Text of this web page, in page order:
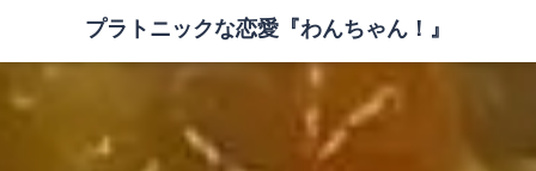
プラトニックな恋愛『わんちゃん！』